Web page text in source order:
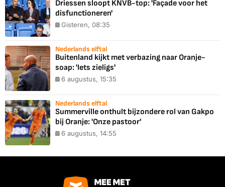
Driessen sloopt KNVB-top: 'Façade voor het
disfunctioneren'
Gisteren, 08:35
Nederlands elftal
Buitenland kijkt met verbazing naar Oranje-
soap: 'Iets zieligs'
6 augustus, 15:35
Nederlands elftal
Summerville onthult bijzondere rol van Gakpo
bij Oranje: 'Onze pastoor'
6 augustus, 14:55